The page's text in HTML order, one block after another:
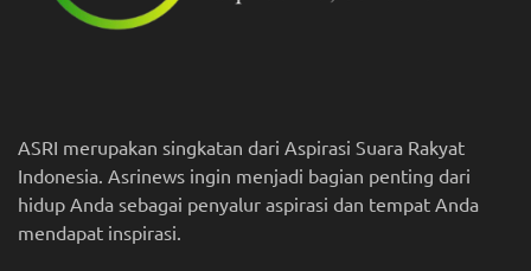
ASRI merupakan singkatan dari Aspirasi Suara Rakyat
Indonesia. Asrinews ingin menjadi bagian penting dari
hidup Anda sebagai penyalur aspirasi dan tempat Anda
mendapat inspirasi.